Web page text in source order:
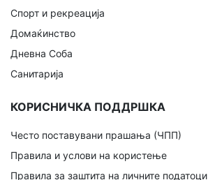
Спорт и рекреација
Домаќинство
Дневна Соба
Санитарија
КОРИСНИЧКА ПОДДРШКА
Често поставувани прашања (ЧПП)
Правила и услови на користење
Правила за заштита на личните податоци